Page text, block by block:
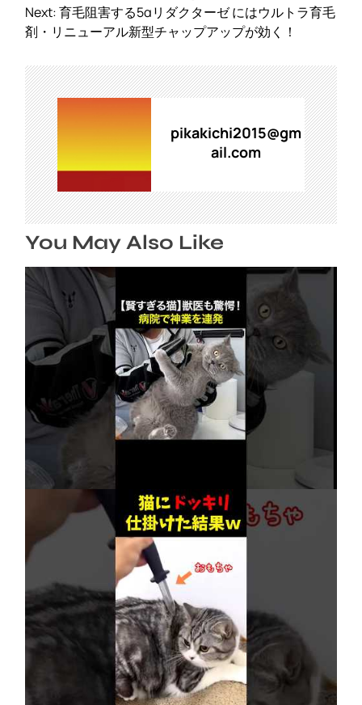
稿
ナ
ゲ
ー
シ
ョ
ン
Next:育毛阻害する5αリダクターゼ にはウルトラ育毛
剤・リニューアル新型チャップアップが効く！
pikakichi2015@gm
ail.com
You May Also Like
【賢すぎる猫】獣医も驚愕！病院で神業を連発
2026年8月6日
ネコにドッキリ仕掛けた結果５選 #猫のいる暮
らし #cat #面白集 #ねこ #笑ったら負け
2026年8月6日